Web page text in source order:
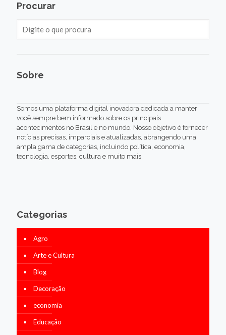
Procurar
Sobre
Somos uma plataforma digital inovadora dedicada a manter
você sempre bem informado sobre os principais
acontecimentos no Brasil e no mundo. Nosso objetivo é fornecer
notícias precisas, imparciais e atualizadas, abrangendo uma
ampla gama de categorias, incluindo política, economia,
tecnologia, esportes, cultura e muito mais.
Categorias
Agro
Arte e Cultura
Blog
Decoração
economia
Educação